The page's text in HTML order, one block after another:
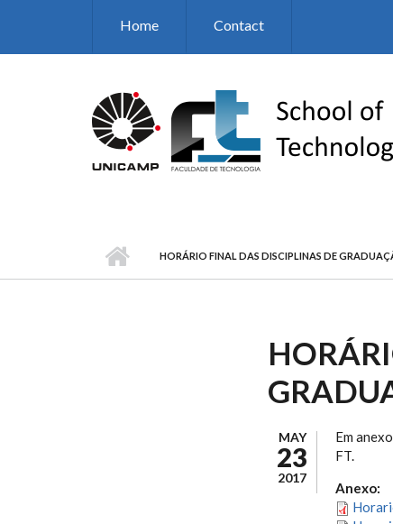
Home Contact
HORÁRIO FINAL DAS DISCIPLINAS DE
MAY
23
2017
Em
FT.
Anexo: